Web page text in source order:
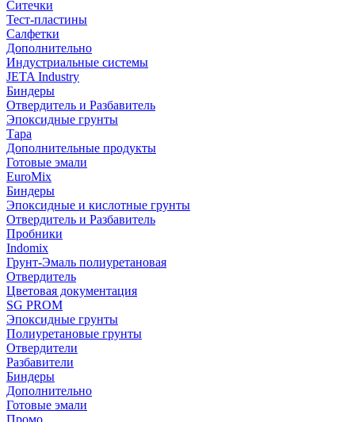
Ситечки
Тест-пластины
Салфетки
Дополнительно
Индустриальные системы
JETA Industry
Биндеры
Отвердитель и Разбавитель
Эпоксидные грунты
Тара
Дополнительные продукты
Готовые эмали
EuroMix
Биндеры
Эпоксидные и кислотные грунты
Отвердитель и Разбавитель
Пробники
Indomix
Грунт-Эмаль полиуретановая
Отвердитель
Цветовая документация
SG PROM
Эпоксидные грунты
Полиуретановые грунты
Отвердители
Разбавители
Биндеры
Дополнительно
Готовые эмали
Промо